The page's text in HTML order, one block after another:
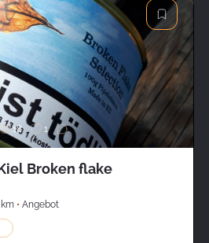
Bild
18 1
Broken flake
• Angebot